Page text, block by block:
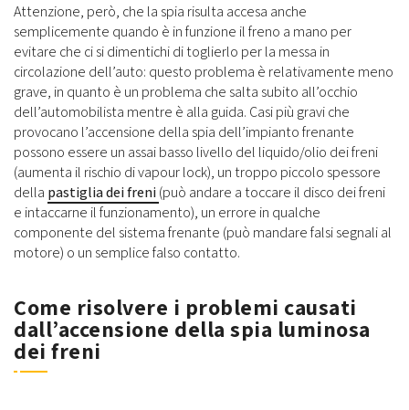
Attenzione, però, che la spia risulta accesa anche
semplicemente quando è in funzione il freno a mano per
evitare che ci si dimentichi di toglierlo per la messa in
circolazione dell’auto: questo problema è relativamente meno
grave, in quanto è un problema che salta subito all’occhio
dell’automobilista mentre è alla guida. Casi più gravi che
provocano l’accensione della spia dell’impianto frenante
possono essere un assai basso livello del liquido/olio dei freni
(aumenta il rischio di vapour lock), un troppo piccolo spessore
della pastiglia dei freni(può andare a toccare il disco dei freni
e intaccarne il funzionamento), un errore in qualche
componente del sistema frenante (può mandare falsi segnali al
motore) o un semplice falso contatto.
Come risolvere i problemi causati
dall’accensione della spia luminosa
dei freni